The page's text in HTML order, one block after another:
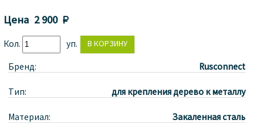
Цена 2 900 
Кол. уп.
Бренд: Rusconnect
Тип: для крепления дерево к металлу
Материал: Закаленная сталь